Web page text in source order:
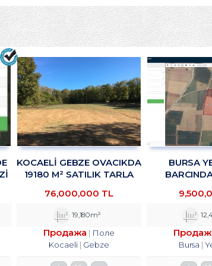
KOCAELİ GEBZE OVACIKDA
19180 M² SATILIK TARLA
76,000,000 TL
19,180m²
Продажа
Поле
Kocaeli
Gebze
BURSA
TESİSİNE
SATILIK
Bursa